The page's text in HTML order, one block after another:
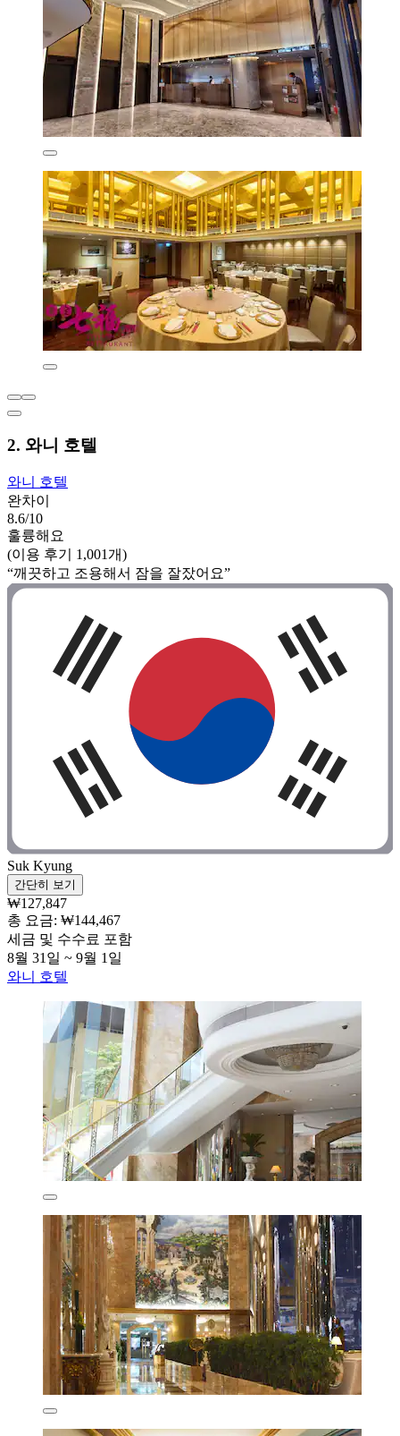
2. 와니 호텔
와니 호텔
완차이
8.6/10
훌륭해요
(이용 후기 1,001개)
“깨끗하고 조용해서 잠을 잘잤어요”
Suk Kyung
간단히 보기
₩127,847
총 요금: ₩144,467
세금 및 수수료 포함
8월 31일 ~ 9월 1일
와니 호텔